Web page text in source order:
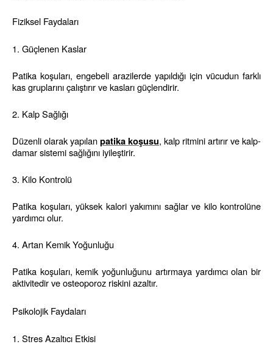
Fiziksel Faydaları
1. Güçlenen Kaslar
Patika koşuları, engebeli arazilerde yapıldığı için vücudun farklı
kas gruplarını çalıştırır ve kasları güçlendirir.
2. Kalp Sağlığı
Düzenli olarak yapılan patika koşusu, kalp ritmini artırır ve kalp-
damar sistemi sağlığını iyileştirir.
3. Kilo Kontrolü
Patika koşuları, yüksek kalori yakımını sağlar ve kilo kontrolüne
yardımcı olur.
4. Artan Kemik Yoğunluğu
Patika koşuları, kemik yoğunluğunu artırmaya yardımcı olan bir
aktivitedir ve osteoporoz riskini azaltır.
Psikolojik Faydaları
1. Stres Azaltıcı Etkisi